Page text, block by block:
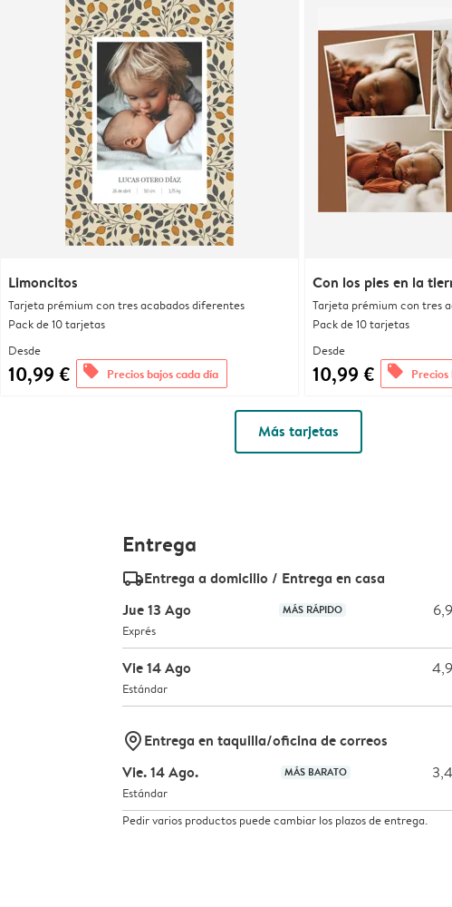
Limoncitos
Tarjeta prémium con tres acabados diferentes
Pack de 10 tarjetas
Desde
10,99 € offers Precios bajos cada día
Con los pies en la
Tarjeta prémium con tres
Pack de 10 tarjetas
Desde
10,99 € offers
Más tarjetas
Entrega
delivery_standard_v2Entrega a domicilio / Entrega en casa
Jue 13 Ago
MÁS RÁPIDO
Exprés
Vie 14 Ago
Estándar
marker-pinEntrega en taquilla/oficina de correos
Vie. 14 Ago.
MÁS BARATO
Estándar
Pedir varios productos puede cambiar los plazos de entrega.